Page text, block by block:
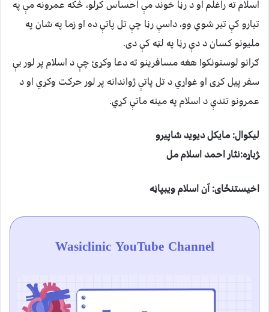
اسلام ته راغلم او د رڼا خوند مې احساس کړلو، څکه عمرونه مې په
تیارو کې تیر شوي وو، داسې رڼا چې تل پاتې ده او زما په شان په
ملیونو کسان د دې رڼا په لټه کې دی.
ګرانو لوستونکو! هغه مسافرینو ته دعا وکړﺉ چې د اسلام پر لور یې
سفر پیل کړی او غواړي د تل پاتې ژواندانه پر لور حرکت وکړي او د
عمرونو تندې د اسلام په مینه ماتې کړي.
ليكوال: مايكل ديويد شاپيرو
‍ژباړه:نثار احمد اسلام مل
اخیستنځای: آن اسلام ویبپاڼه
Wasiclinic YouTube Channel